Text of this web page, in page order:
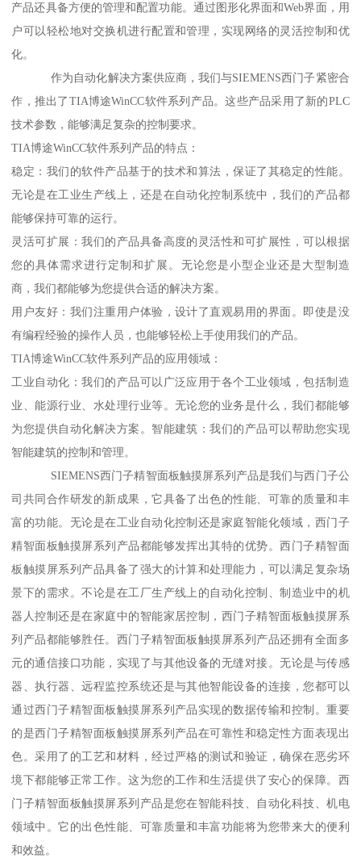
产品还具备方便的管理和配置功能。通过图形化界面和Web界面，用
户可以轻松地对交换机进行配置和管理，实现网络的灵活控制和优
化。
作为自动化解决方案供应商，我们与SIEMENS西门子紧密合
作，推出了TIA博途WinCC软件系列产品。这些产品采用了新的PLC
技术参数，能够满足复杂的控制要求。
TIA博途WinCC软件系列产品的特点：
稳定：我们的软件产品基于的技术和算法，保证了其稳定的性能。
无论是在工业生产线上，还是在自动化控制系统中，我们的产品都
能够保持可靠的运行。
灵活可扩展：我们的产品具备高度的灵活性和可扩展性，可以根据
您的具体需求进行定制和扩展。无论您是小型企业还是大型制造
商，我们都能够为您提供合适的解决方案。
用户友好：我们注重用户体验，设计了直观易用的界面。即使是没
有编程经验的操作人员，也能够轻松上手使用我们的产品。
TIA博途WinCC软件系列产品的应用领域：
工业自动化：我们的产品可以广泛应用于各个工业领域，包括制造
业、能源行业、水处理行业等。无论您的业务是什么，我们都能够
为您提供自动化解决方案。智能建筑：我们的产品可以帮助您实现
智能建筑的控制和管理。
SIEMENS西门子精智面板触摸屏系列产品是我们与西门子公
司共同合作研发的新成果，它具备了出色的性能、可靠的质量和丰
富的功能。无论是在工业自动化控制还是家庭智能化领域，西门子
精智面板触摸屏系列产品都能够发挥出其特的优势。西门子精智面
板触摸屏系列产品具备了强大的计算和处理能力，可以满足复杂场
景下的需求。不论是在工厂生产线上的自动化控制、制造业中的机
器人控制还是在家庭中的智能家居控制，西门子精智面板触摸屏系
列产品都能够胜任。西门子精智面板触摸屏系列产品还拥有全面多
元的通信接口功能，实现了与其他设备的无缝对接。无论是与传感
器、执行器、远程监控系统还是与其他智能设备的连接，您都可以
通过西门子精智面板触摸屏系列产品实现的数据传输和控制。重要
的是西门子精智面板触摸屏系列产品在可靠性和稳定性方面表现出
色。采用了的工艺和材料，经过严格的测试和验证，确保在恶劣环
境下都能够正常工作。这为您的工作和生活提供了安心的保障。西
门子精智面板触摸屏系列产品是您在智能科技、自动化科技、机电
领域中。它的出色性能、可靠质量和丰富功能将为您带来大的便利
和效益。